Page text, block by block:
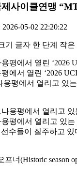
사이클연맹
05-02 22:20:22
기 글자 한 단계 작
에서 열린 ‘2026
용평에서 열리고 있
평에서 열리고 있는
수들이 질주하고 있
너(Historic season